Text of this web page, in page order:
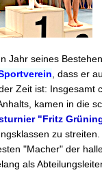
Jahr seines
, dass er
Zeit ist: Insgesamt
kamen in die
"Fritz
zu
"Macher" der
als